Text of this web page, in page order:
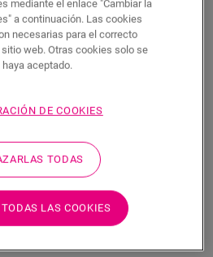
Incizo para
mediante el enlace "Cambiar la
a continuación. Las cookies
necesarias para el correcto
web. Otras cookies solo se
aceptado.
DE COOKIES
TODAS
LAS COOKIES